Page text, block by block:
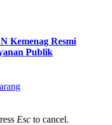
Kemenag Resmi
Publik
Esc to cancel.